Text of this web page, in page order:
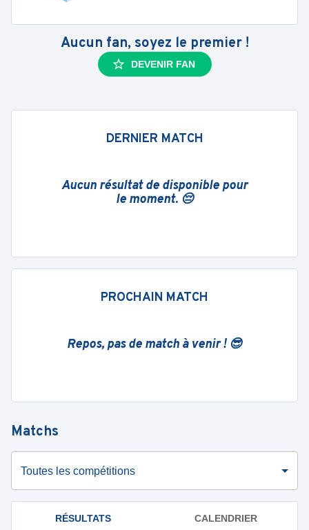
Aucun fan, soyez le premier !
DEVENIR FAN
DERNIER MATCH
Aucun résultat de disponible pour
le moment. 😔
PROCHAIN MATCH
Repos, pas de match à venir ! 😎
Matchs
Toutes les compétitions
RÉSULTATS CALENDRIER